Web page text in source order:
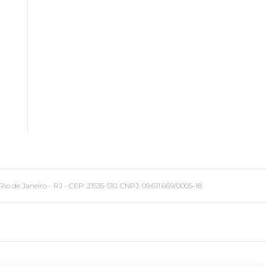
Janeiro - RJ - CEP: 21535-510. CNPJ: 09.611.669/0005-18